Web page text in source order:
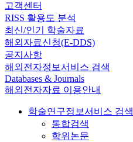
고객센터
RISS 활용도 분석
최신/인기 학술자료
해외자료신청(E-DDS)
공지사항
해외전자정보서비스 검색
Databases & Journals
해외전자자료 이용안내
학술연구정보서비스 검색
통합검색
학위논문